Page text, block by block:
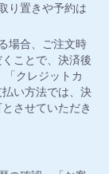
り置きや予約は
場合、ご注文時
ことで、決済後
「クレジットカ
い方法では、決
させていただき